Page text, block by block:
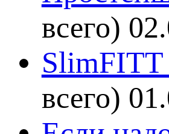
всего)
SlimFITT
всего)